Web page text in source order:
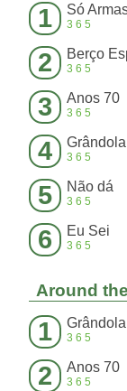
1 Só
365
2 Berço
365
3 Anos 70
365
4 365
5 Não dá
365
6 Eu Sei
365
Around
1 365
2 Anos 70
365